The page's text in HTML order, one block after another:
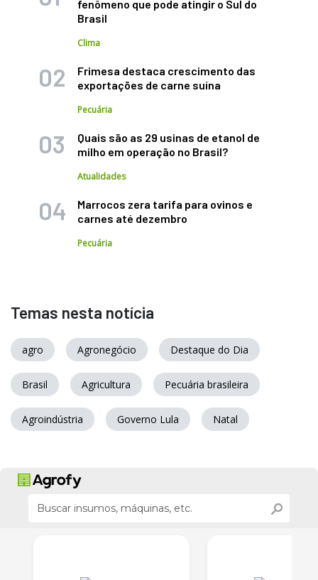
fenômeno que pode atingir o Sul do
Brasil
Clima
Frimesa destaca crescimento das
exportações de carne suína
Pecuária
Quais são as 29 usinas de etanol de
milho em operação no Brasil?
Atualidades
Marrocos zera tarifa para ovinos e
carnes até dezembro
Pecuária
Temas nesta notícia
agro Agronegócio Destaque do Dia
Brasil Agricultura Pecuária brasileira
Agroindústria Governo Lula Natal